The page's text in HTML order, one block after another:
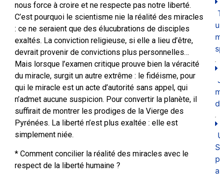
nous force à croire et ne respecte pas notre liberté.
C’est pourquoi le scientisme nie la réalité des miracles
: ce ne seraient que des élucubrations de disciples
exaltés. La conviction religieuse, si elle a lieu d’être,
devrait provenir de convictions plus personnelles…
Mais lorsque l’examen critique prouve bien la véracité
du miracle, surgit un autre extrême : le fidéisme, pour
qui le miracle est un acte d’autorité sans appel, qui
n’admet aucune suspicion. Pour convertir la planète, il
suffirait de montrer les prodiges de la Vierge des
Pyrénées. La liberté n’est plus exaltée : elle est
simplement niée.
* Comment concilier la réalité des miracles avec le
respect de la liberté humaine ?